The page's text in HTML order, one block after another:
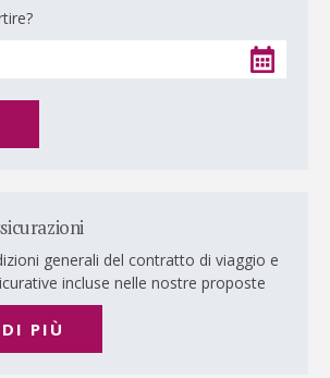
generali del contratto di viaggio e
incluse nelle nostre proposte
PIÙ